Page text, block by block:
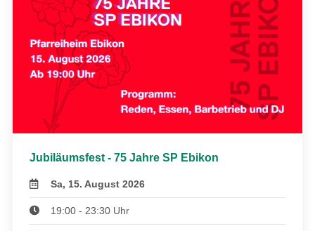
Jubiläumsfest - 75 Jahre SP Ebikon
Sa, 15. August 2026
19:00 - 23:30 Uhr